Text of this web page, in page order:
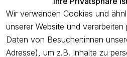
Wir verwenden Cookies und
unserer Website und
Daten von Besucher:innen
Adresse), um z.B. Inhalte zu
Service
Unternehmen